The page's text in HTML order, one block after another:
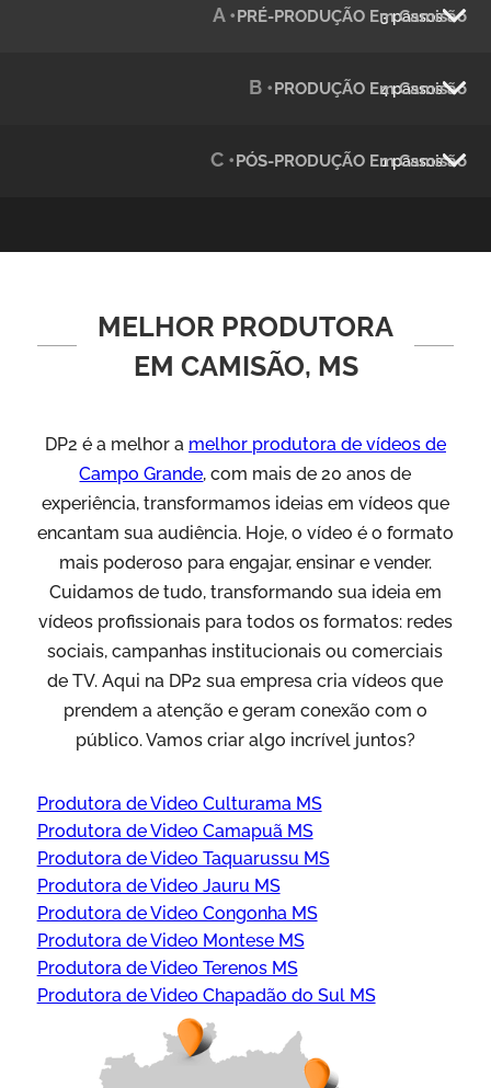
Julândia
Green Process
Vídeos de Produtos e Serviços
A •PRÉ-PRODUÇÃO Em Camisão
3 passos
B •PRODUÇÃO Em Camisão
4 passos
C •PÓS-PRODUÇÃO Em Camisão
1 passos
MELHOR PRODUTORA
EM CAMISÃO, MS
DP2 é a melhor a melhor produtora de vídeos de
Campo Grande, com mais de 20 anos de
experiência, transformamos ideias em vídeos que
encantam sua audiência. Hoje, o vídeo é o formato
mais poderoso para engajar, ensinar e vender.
Cuidamos de tudo, transformando sua ideia em
vídeos profissionais para todos os formatos: redes
sociais, campanhas institucionais ou comerciais
de TV. Aqui na DP2 sua empresa cria vídeos que
prendem a atenção e geram conexão com o
público. Vamos criar algo incrível juntos?
Produtora de Video Culturama MS
Produtora de Video Camapuã MS
Produtora de Video Taquarussu MS
Produtora de Video Jauru MS
Produtora de Video Congonha MS
Produtora de Video Montese MS
Produtora de Video Terenos MS
Produtora de Video Chapadão do Sul MS